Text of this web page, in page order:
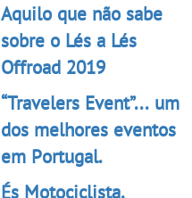
Aquilo que não sabe
sobre o Lés a Lés
Offroad 2019
“Travelers Event”... um
dos melhores eventos
em Portugal.
És Motociclista,